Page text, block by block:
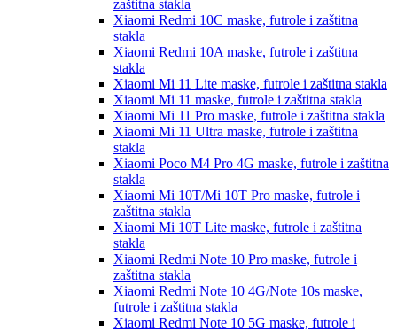
zaštitna stakla
Xiaomi Redmi 10C maske, futrole i zaštitna
stakla
Xiaomi Redmi 10A maske, futrole i zaštitna
stakla
Xiaomi Mi 11 Lite maske, futrole i zaštitna stakla
Xiaomi Mi 11 maske, futrole i zaštitna stakla
Xiaomi Mi 11 Pro maske, futrole i zaštitna stakla
Xiaomi Mi 11 Ultra maske, futrole i zaštitna
stakla
Xiaomi Poco M4 Pro 4G maske, futrole i zaštitna
stakla
Xiaomi Mi 10T/Mi 10T Pro maske, futrole i
zaštitna stakla
Xiaomi Mi 10T Lite maske, futrole i zaštitna
stakla
Xiaomi Redmi Note 10 Pro maske, futrole i
zaštitna stakla
Xiaomi Redmi Note 10 4G/Note 10s maske,
futrole i zaštitna stakla
Xiaomi Redmi Note 10 5G maske, futrole i